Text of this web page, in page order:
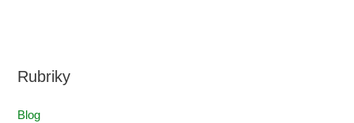
Rubriky
Blog